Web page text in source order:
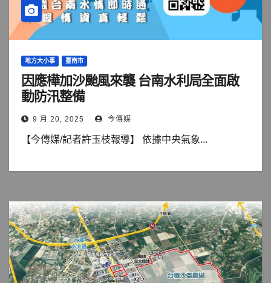
地方大小事 臺南市
因應樺加沙颱風來襲 台南水利局全面啟
動防汛整備
9 月 20, 2025 今傳媒
【今傳媒/記者許玉枝報導】 依據中央氣象...